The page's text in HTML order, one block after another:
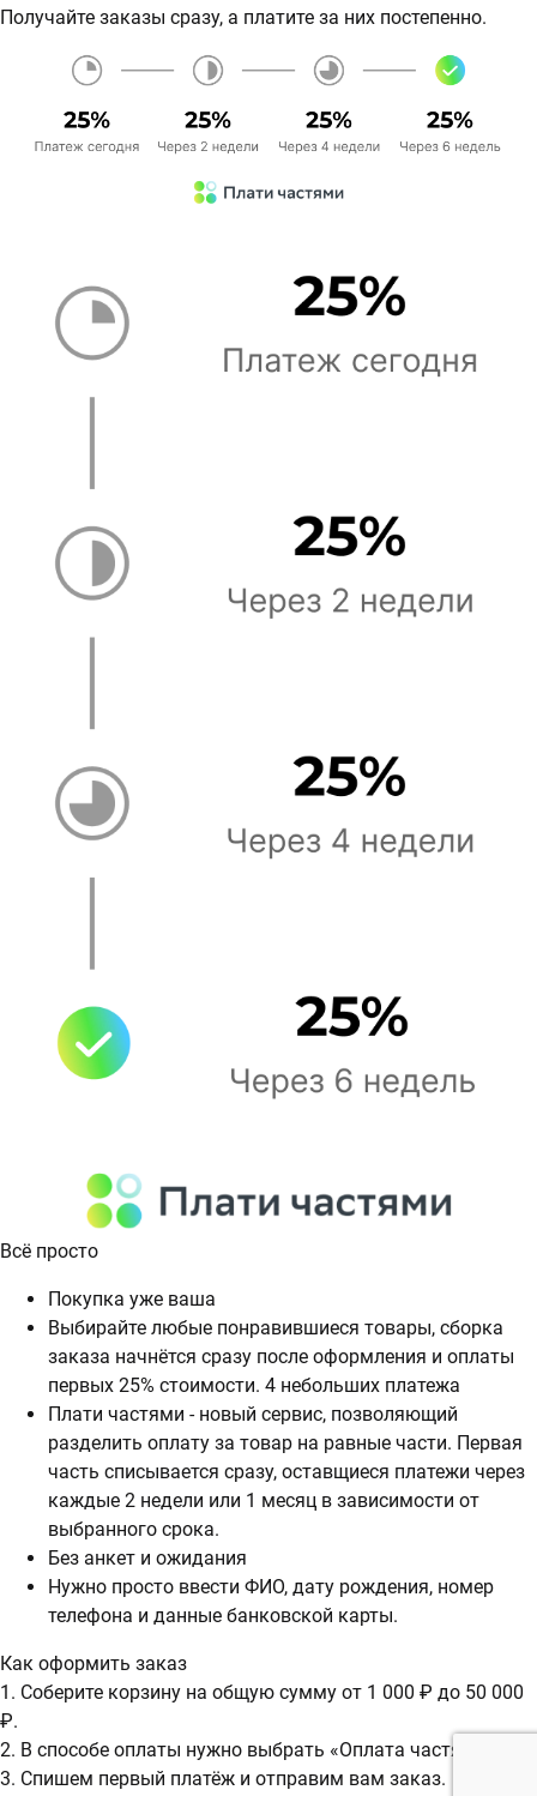
Получайте заказы сразу, а платите за них постепенно.
Всё просто
Покупка уже ваша
Выбирайте любые понравившиеся товары, сборка
заказа начнётся сразу после оформления и оплаты
первых 25% стоимости. 4 небольших платежа
Плати частями - новый сервис, позволяющий
разделить оплату за товар на равные части. Первая
часть списывается сразу, оставщиеся платежи через
каждые 2 недели или 1 месяц в зависимости от
выбранного срока.
Без анкет и ожидания
Нужно просто ввести ФИО, дату рождения, номер
телефона и данные банковской карты.
Как оформить заказ
1. Соберите корзину на общую сумму от 1 000 ₽ до 50 000
₽.
2. В способе оплаты нужно выбрать «Оплата частями».
3. Спишем первый платёж и отправим вам заказ.